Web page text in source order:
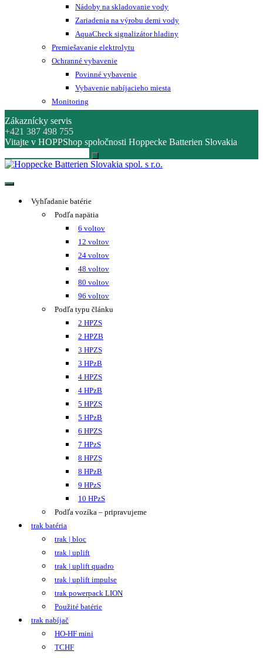
Nádoby na skladovanie vody
Zariadenia na výrobu demi vody
AquaCheck signalizátor hladiny
Premiešavanie elektrolytu
Ochranné vybavenie
Povinné vybavenie
Vybavenie nabíjacieho miesta
Monitoring
Zákaznícky servis
+421 387 498 755
Vitajte v HOPPShop spoločnosti Hoppecke Batterien Slovakia
Hoppecke Batterien Slovakia spol. s r.o.
Online B2B konfigurátor HOPPECKE
Vyhľadanie batérie
Podľa napätia
6 voltov
12 voltov
24 voltov
48 voltov
80 voltov
96 voltov
Podľa typu článku
2 HPZS
2 HPZB
3 HPZS
3 HPzB
4 HPZS
4 HPzB
5 HPZS
5 HPzB
6 HPZS
7 HPzS
8 HPZS
8 HPzB
9 HPzS
10 HPzS
Podľa vozíka – pripravujeme
trak batéria
trak | bloc
trak | uplift
trak | uplift quadro
trak | uplift impulse
trak powerpack LION
Použité batérie
trak nabíjač
HO-HF mini
TCHF